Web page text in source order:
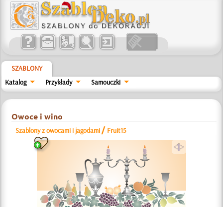
SZABLONY
Katalog
Przykłady Samouczki
Owoce i wino
Szablony z owocami i jagodami / Fruit15
a